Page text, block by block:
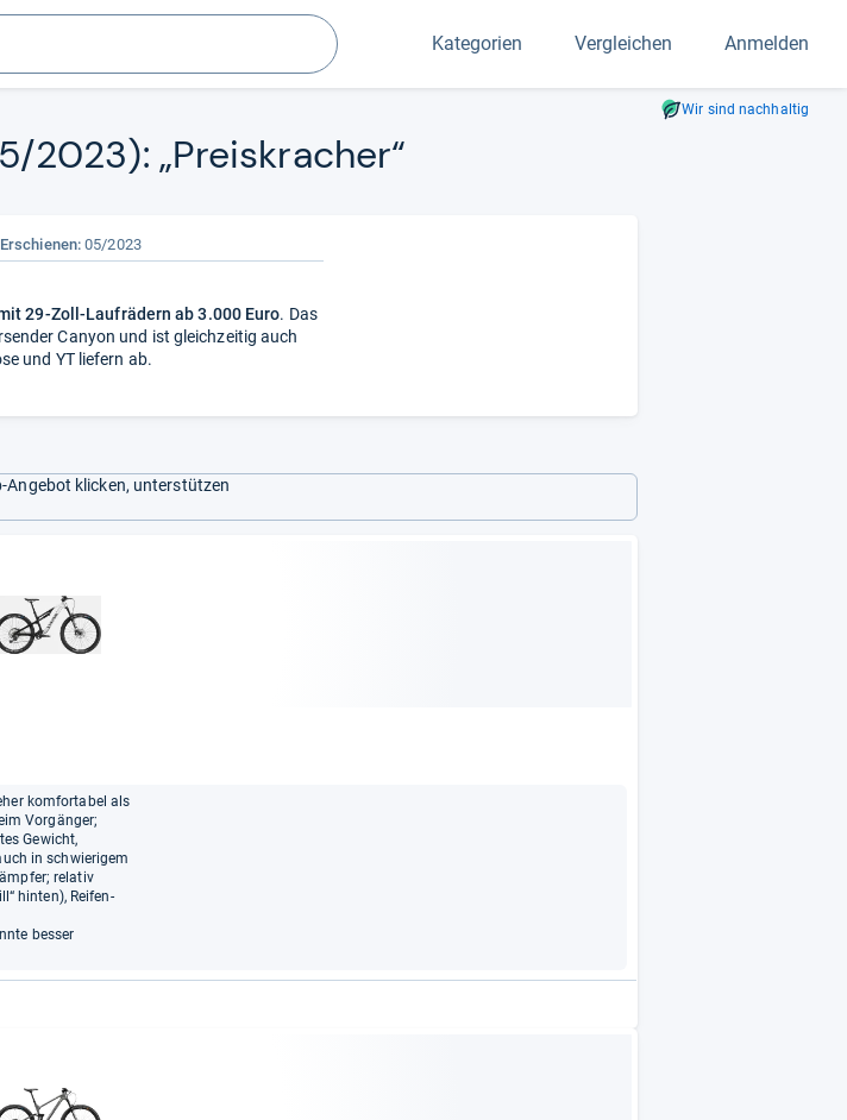
Suchen
Kategorien Vergleichen Anmelden
Wir sind nachhaltig
2023): „Preis­kra­cher“
Erschienen: 05/2023
29-Zoll-Laufrädern ab 3.000 Euro. Das
Canyon und ist gleichzeitig auch
und YT liefern ab.
Angebot klicken, unterstützen
komfortabel als
Vorgänger;
Gewicht,
in schwierigem
relativ
hinten), Reifen-
besser